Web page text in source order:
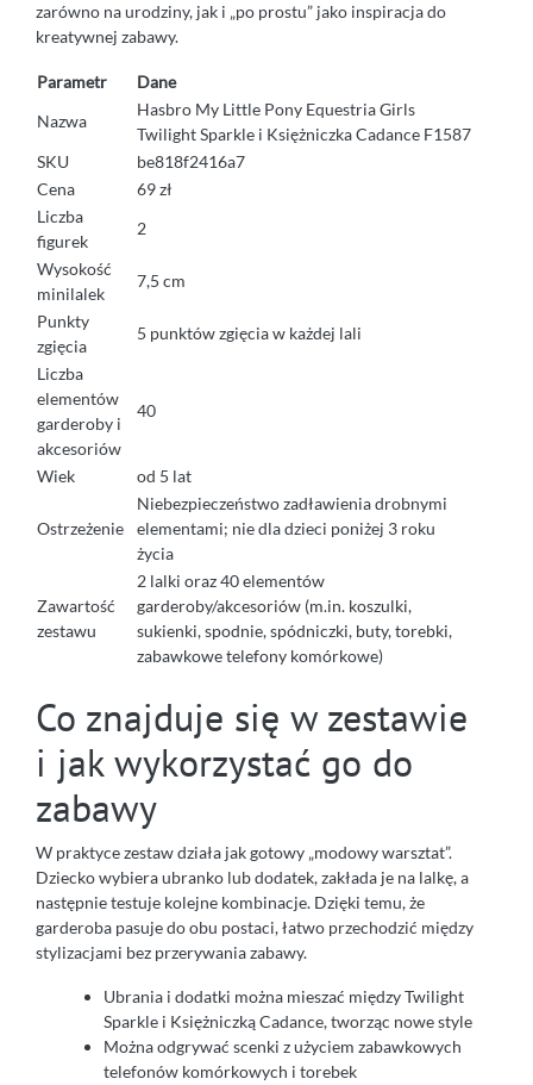
zarówno na urodziny, jak i „po prostu” jako inspiracja do
kreatywnej zabawy.
Parametr
Dane
Nazwa
Hasbro My Little Pony Equestria Girls
Twilight Sparkle i Księżniczka Cadance F1587
SKU
be818f2416a7
Cena
69 zł
Liczba
figurek
2
Wysokość
minilalek
7,5 cm
Punkty
zgięcia
5 punktów zgięcia w każdej lali
Liczba
elementów
garderoby i
akcesoriów
40
Wiek od 5 lat
Ostrzeżenie
Niebezpieczeństwo zadławienia drobnymi
elementami; nie dla dzieci poniżej 3 roku
życia
Zawartość
zestawu
2 lalki oraz 40 elementów
garderoby/akcesoriów (m.in. koszulki,
sukienki, spodnie, spódniczki, buty, torebki,
zabawkowe telefony komórkowe)
Co znajduje się w zestawie
i jak wykorzystać go do
zabawy
W praktyce zestaw działa jak gotowy „modowy warsztat”.
Dziecko wybiera ubranko lub dodatek, zakłada je na lalkę, a
następnie testuje kolejne kombinacje. Dzięki temu, że
garderoba pasuje do obu postaci, łatwo przechodzić między
stylizacjami bez przerywania zabawy.
Ubrania i dodatki można mieszać między Twilight
Sparkle i Księżniczką Cadance, tworząc nowe style
Można odgrywać scenki z użyciem zabawkowych
telefonów komórkowych i torebek